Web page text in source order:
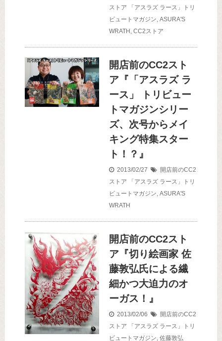
ストア
「アスラズ ラース」トリ
ビュートマガジン, ASURA'S
WRATH , CC2ストア
開店前のCC2スト
ア『「アスラズ ラ
ース」 トリビュー
トマガジンシリー
ズ、次号からメイ
キング特集スター
ト！？』
2013/02/27
開店前のCC2
ストア
「アスラズ ラース」トリ
ビュートマガジン, ASURA'S
WRATH
開店前のCC2スト
ア『切り絵画家 佐
藤敦弘氏による繊
細かつ大迫力のオ
ーガス！』
2013/02/06
開店前のCC2
ストア
「アスラズ ラース」トリ
ビュートマガジン, 佐藤敦弘